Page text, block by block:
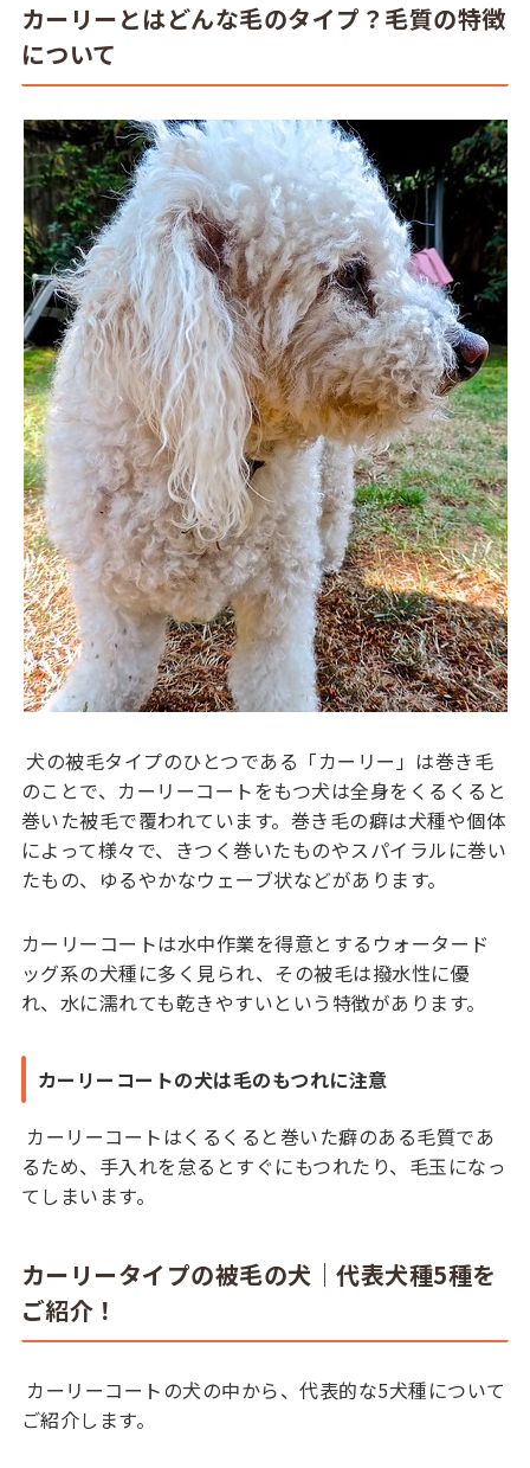
カーリーとはどんな毛のタイプ？毛質の特徴
について
犬の被毛タイプのひとつである「カーリー」は巻き毛
のことで、カーリーコートをもつ犬は全身をくるくると
巻いた被毛で覆われています。巻き毛の癖は犬種や個体
によって様々で、きつく巻いたものやスパイラルに巻い
たもの、ゆるやかなウェーブ状などがあります。
カーリーコートは水中作業を得意とするウォータード
ッグ系の犬種に多く見られ、その被毛は撥水性に優
れ、水に濡れても乾きやすいという特徴があります。
カーリーコートの犬は毛のもつれに注意
カーリーコートはくるくると巻いた癖のある毛質であ
るため、手入れを怠るとすぐにもつれたり、毛玉になっ
てしまいます。
カーリータイプの被毛の犬｜代表犬種5種を
ご紹介！
カーリーコートの犬の中から、代表的な5犬種について
ご紹介します。